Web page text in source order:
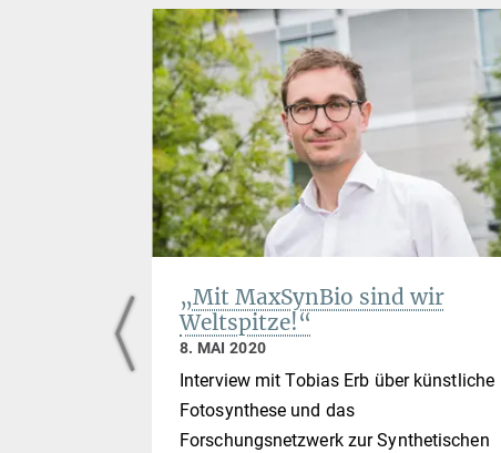
„Mit MaxSynBio sind wir
Weltspitze!“
8. MAI 2020
Interview mit Tobias Erb über künstliche
Fotosynthese und das
Forschungsnetzwerk zur Synthetischen